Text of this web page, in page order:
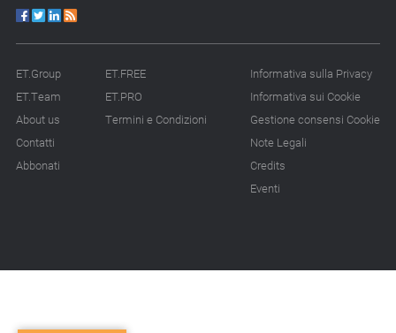
ET.Group
ET.Team
About us
Contatti
Abbonati
ET.FREE
ET.PRO
Termini e Condizioni
Informativa sulla Privacy
Informativa sui Cookie
Gestione consensi Cookie
Note Legali
Credits
Eventi